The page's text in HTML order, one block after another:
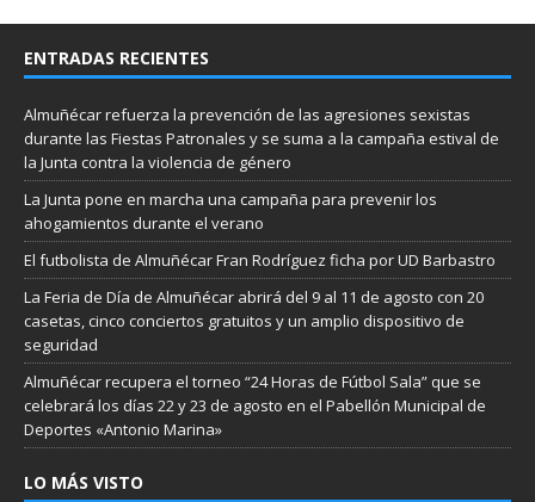
ENTRADAS RECIENTES
Almuñécar refuerza la prevención de las agresiones sexistas
durante las Fiestas Patronales y se suma a la campaña estival de
la Junta contra la violencia de género
La Junta pone en marcha una campaña para prevenir los
ahogamientos durante el verano
El futbolista de Almuñécar Fran Rodríguez ficha por UD Barbastro
La Feria de Día de Almuñécar abrirá del 9 al 11 de agosto con 20
casetas, cinco conciertos gratuitos y un amplio dispositivo de
seguridad
Almuñécar recupera el torneo “24 Horas de Fútbol Sala” que se
celebrará los días 22 y 23 de agosto en el Pabellón Municipal de
Deportes «Antonio Marina»
LO MÁS VISTO